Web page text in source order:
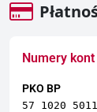
Numery
PKO BP
57 1020